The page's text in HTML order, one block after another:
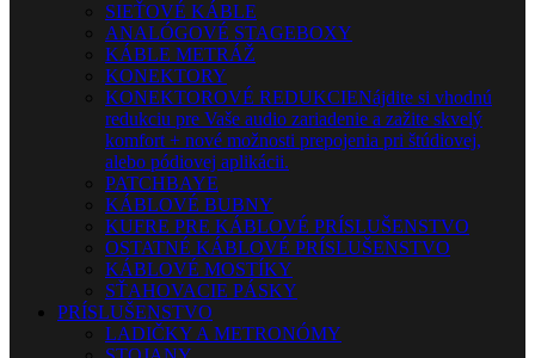
SIEŤOVÉ KÁBLE
ANALÓGOVÉ STAGEBOXY
KÁBLE METRÁŽ
KONEKTORY
KONEKTOROVÉ REDUKCIENájdite si vhodnú
redukciu pre Vaše audio zariadenie a zažite skvelý
komfort + nové možnosti prepojenia pri štúdiovej,
alebo pódiovej aplikácii.
PATCHBAYE
KÁBLOVÉ BUBNY
KUFRE PRE KÁBLOVÉ PRÍSLUŠENSTVO
OSTATNÉ KÁBLOVÉ PRÍSLUŠENSTVO
KÁBLOVÉ MOSTÍKY
SŤAHOVACIE PÁSKY
PRÍSLUŠENSTVO
LADIČKY A METRONÓMY